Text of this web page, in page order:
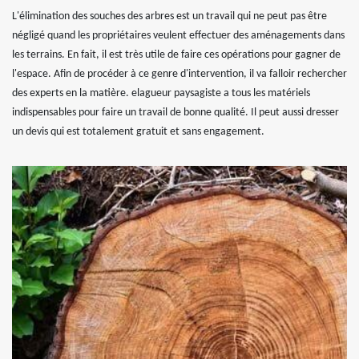
L'élimination des souches des arbres est un travail qui ne peut pas être
négligé quand les propriétaires veulent effectuer des aménagements dans
les terrains. En fait, il est très utile de faire ces opérations pour gagner de
l'espace. Afin de procéder à ce genre d'intervention, il va falloir rechercher
des experts en la matière. elagueur paysagiste a tous les matériels
indispensables pour faire un travail de bonne qualité. Il peut aussi dresser
un devis qui est totalement gratuit et sans engagement.